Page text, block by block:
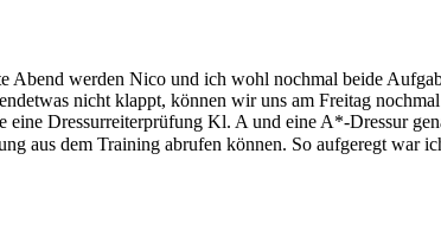
Abend werden Nico und ich wohl nochmal beide
nicht klappt, können wir uns am Freitag
Dressurreiterprüfung Kl. A und eine A*-Dressur
aus dem Training abrufen können. So aufgeregt war